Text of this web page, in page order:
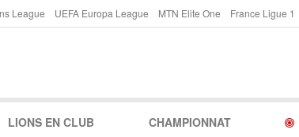
League UEFA Europa League MTN Elite One France Ligue 1
LIONS EN CLUB CHAMPIONNAT